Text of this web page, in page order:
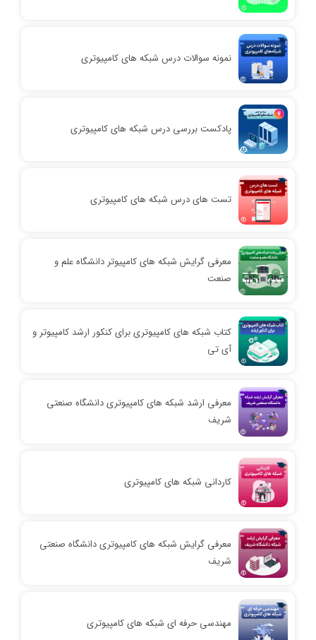
نمونه سوالات درس شبکه های کامپیوتری
پادکست بررسی درس شبکه های کامپیوتری
تست های درس شبکه های کامپیوتری
معرفی گرایش شبکه های کامپیوتر دانشگاه علم و
صنعت
کتاب شبکه های کامپیوتری برای کنکور ارشد کامپیوتر و
آی تی
معرفی ارشد شبکه های کامپیوتری دانشگاه صنعتی
شریف
کاردانی شبکه های کامپیوتری
معرفی گرایش شبکه های کامپیوتری دانشگاه صنعتی
شریف
مهندسی حرفه ای شبکه های کامپیوتری